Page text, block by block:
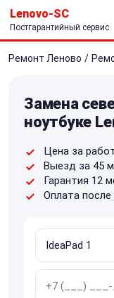
Lenovo-SC
Постгарантийный сервис
Ремонт Леново /
Замена
ноутбуке
Цена за
Выезд за 45
Гарантия 12
Оплата